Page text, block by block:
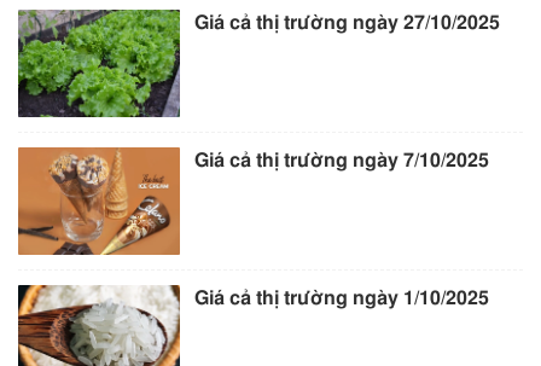
Giá cả thị trường ngày 27/10/2025
Giá cả thị trường ngày 7/10/2025
Giá cả thị trường ngày 1/10/2025